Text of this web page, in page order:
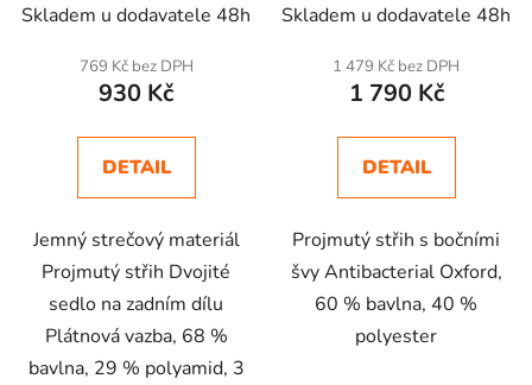
Skladem u dodavatele 48h
769 Kč bez DPH
930 Kč
DETAIL
Jemný strečový materiál
Projmutý střih Dvojité
sedlo na zadním dílu
Plátnová vazba, 68 %
bavlna, 29 % polyamid, 3
Skladem u dodavatele 48h
1 479 Kč bez DPH
1 790 Kč
DETAIL
Projmutý střih s bočními
švy Antibacterial Oxford,
60 % bavlna, 40 %
polyester